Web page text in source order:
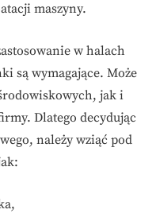
maszyny.
w halach
są wymagające. Może
jak i
Dlatego decydując
należy wziąć pod